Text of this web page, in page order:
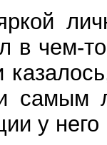
в чем-
самым
у